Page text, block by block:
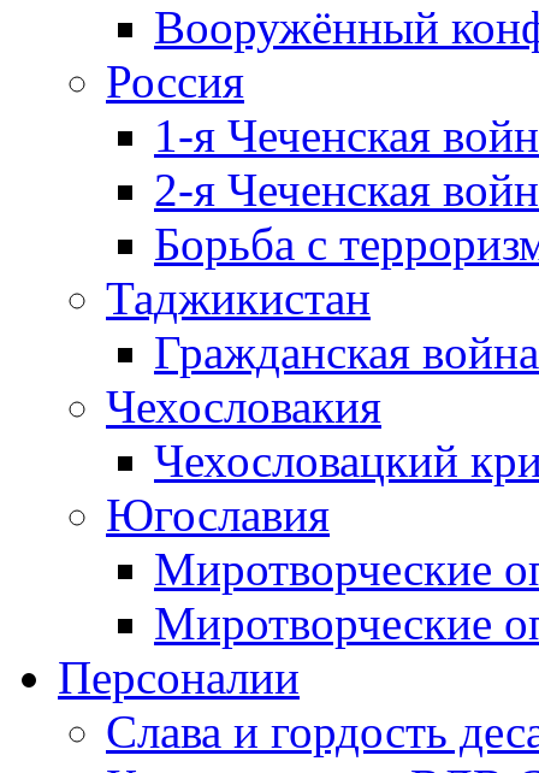
Вооружённый
Россия
1-я Чеченская
2-я Чеченская
Борьба с
Таджикистан
Гражданская
Чехословакия
Чехословацкий
Югославия
Миротворческие
Миротворческие
Персоналии
Слава и гордость